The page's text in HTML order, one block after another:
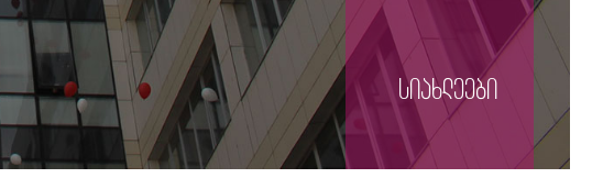
სიახლეები